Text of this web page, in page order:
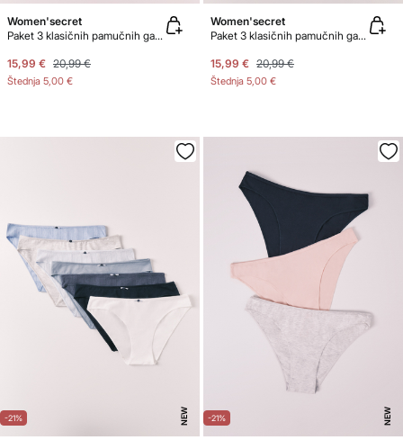
Women'secret
Paket 3 klasičnih pamučnih gaćica s rupičastim uzorkom u raznim bojama
15,99 € 20,99 €
Štednja 5,00 €
Women'secret
Paket 3 klasičnih pamučnih gaćica s cvjetnom čipkom
15,99 € 20,99 €
Štednja 5,00 €
-21% NEW -21% NEW